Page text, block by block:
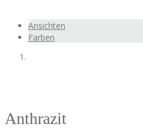
Ansichten
Farben
Anthrazit